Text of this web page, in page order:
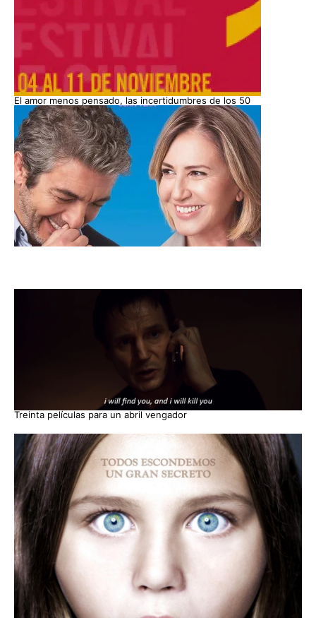
El amor menos pensado, las incertidumbres de los 50
Treinta películas para un abril vengador